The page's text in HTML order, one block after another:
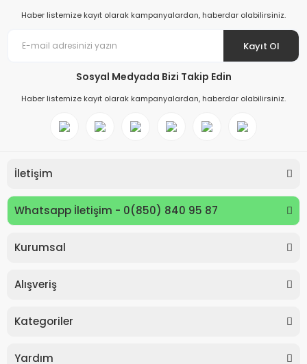
Haber listemize kayıt olarak kampanyalardan, haberdar olabilirsiniz.
Kayıt Ol
Sosyal Medyada Bizi Takip Edin
Haber listemize kayıt olarak kampanyalardan, haberdar olabilirsiniz.
İletişim
Whatsapp İletişim - 0(850) 840 95 87
Kurumsal
Alışveriş
Kategoriler
Yardım